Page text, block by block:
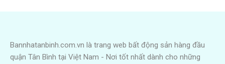
Bannhatanbinh.com.vn là trang web bất động sản hàng đầu
quận Tân Bình tại Việt Nam - Nơi tốt nhất dành cho những